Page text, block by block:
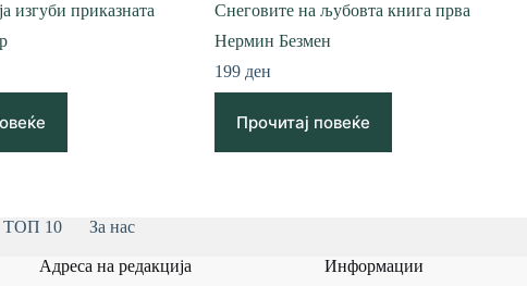
изгуби приказната
Снеговите на љубовта книга прва
Нермин Безмен
199 ден
Прочитај повеќе
ТОП 10
За нас
Адреса на редакција
Информации